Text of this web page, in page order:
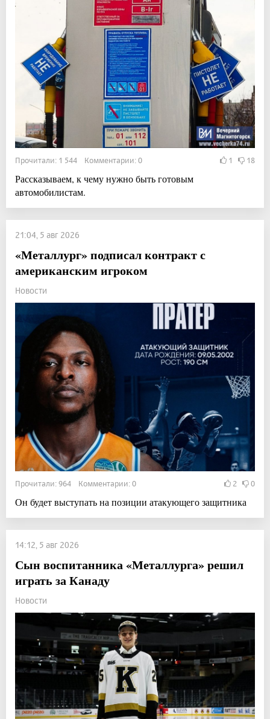
Прочитали: 1 544 Комментарии: 0 1 18
Рассказываем, к чему нужно быть готовым
автомобилистам.
21:04, 5 авг 2026
«Металлург» подписал контракт с
американским игроком
Новости
Прочитали: 964 Комментарии: 0 2 0
Он будет выступать на позиции атакующего защитника
14:12, 5 авг 2026
Сын воспитанника «Металлурга» решил
играть за Канаду
Новости